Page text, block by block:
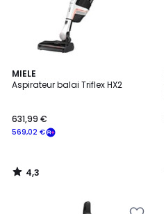
MIELE
Aspirateur balai Triflex HX2
569,02 €
631,99 €
4,3
/ 5
4,3
/